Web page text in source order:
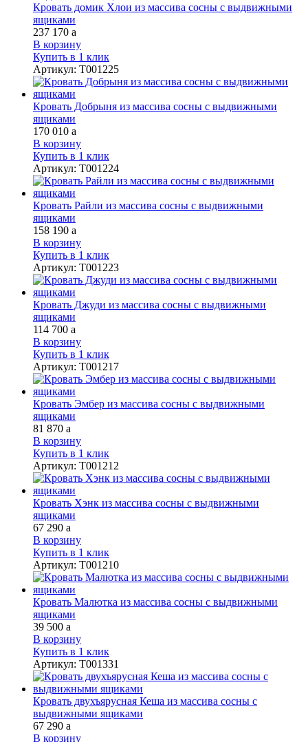
Кровать домик Хлои из массива сосны с выдвижными
ящиками
237 170 a
В корзину
Купить в 1 клик
Артикул: Т001225
Кровать Добрыня из массива сосны с выдвижными
ящиками
170 010 a
В корзину
Купить в 1 клик
Артикул: Т001224
Кровать Райли из массива сосны с выдвижными
ящиками
158 190 a
В корзину
Купить в 1 клик
Артикул: Т001223
Кровать Джуди из массива сосны с выдвижными
ящиками
114 700 a
В корзину
Купить в 1 клик
Артикул: Т001217
Кровать Эмбер из массива сосны с выдвижными
ящиками
81 870 a
В корзину
Купить в 1 клик
Артикул: Т001212
Кровать Хэнк из массива сосны с выдвижными
ящиками
67 290 a
В корзину
Купить в 1 клик
Артикул: Т001210
Кровать Малютка из массива сосны с выдвижными
ящиками
39 500 a
В корзину
Купить в 1 клик
Артикул: Т001331
Кровать двухъярусная Кеша из массива сосны с
выдвижными ящиками
67 290 a
В корзину